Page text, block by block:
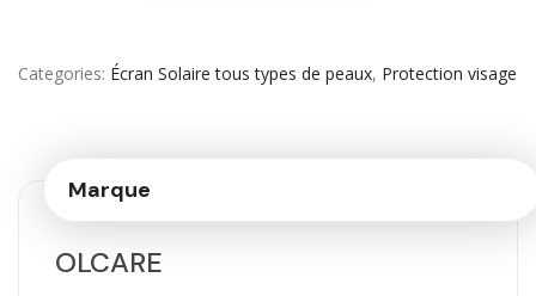
Categories Écran Solaire tous types de peaux, Protection visage
Marque
OLCARE